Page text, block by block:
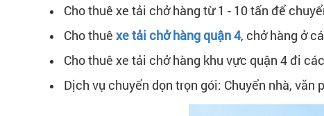
Cho thuê xe tải chở hàng từ 1 - 10 tấn để
Cho thuê xe tải chở hàng quận 4, chở hàng ở
Cho thuê xe tải chở hàng khu vực quận 4 đi
Dịch vụ chuyển dọn trọn gói: Chuyển nhà,